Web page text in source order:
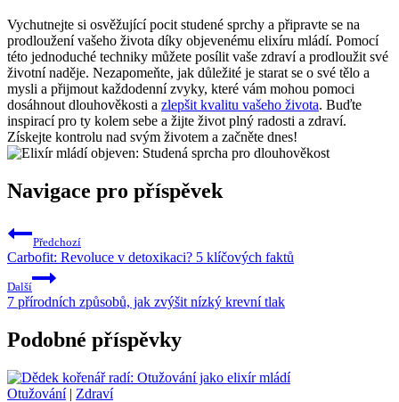
Vychutnejte si osvěžující pocit studené sprchy a připravte se na
prodloužení vašeho života díky objevenému elixíru mládí. Pomocí
této jednoduché techniky můžete posílit vaše zdraví a prodloužit své
životní naděje. Nezapomeňte, jak důležité je starat se o své tělo a
mysli a přijmout každodenní zvyky, které vám mohou pomoci
dosáhnout dlouhověkosti a zlepšit kvalitu vašeho života. Buďte
inspirací pro ty kolem sebe a žijte život plný radosti a zdraví.
Získejte kontrolu nad svým životem a začněte dnes!
Navigace pro příspěvek
Předchozí
Carbofit: Revoluce v detoxikaci? 5 klíčových faktů
Další
7 přírodních způsobů, jak zvýšit nízký krevní tlak
Podobné příspěvky
Otužování| Zdraví